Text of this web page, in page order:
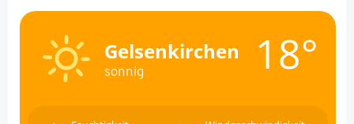
Gelsenkirchen
sonnig 18°